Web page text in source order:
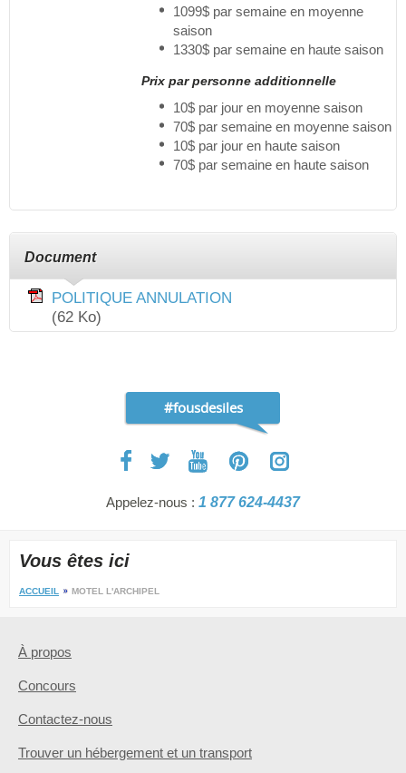
1099$ par semaine en moyenne
saison
1330$ par semaine en haute saison
Prix par personne additionnelle
10$ par jour en moyenne saison
70$ par semaine en moyenne saison
10$ par jour en haute saison
70$ par semaine en haute saison
Document
POLITIQUE ANNULATION
(62 Ko)
#fousdesiles
Appelez-nous : 1 877 624-4437
Vous êtes ici
ACCUEIL MOTEL L'ARCHIPEL
À propos
Concours
Contactez-nous
Trouver un hébergement et un transport